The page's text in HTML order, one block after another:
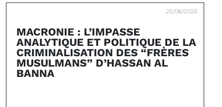
25/06/2025
MACRONIE : L’IMPASSE
ANALYTIQUE ET POLITIQUE DE LA
CRIMINALISATION DES “FRÈRES
MUSULMANS” D’HASSAN AL
BANNA